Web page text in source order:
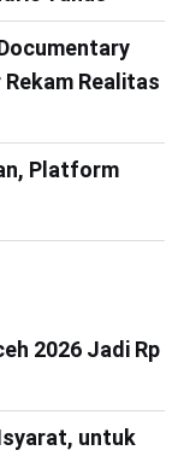
Realitas
Platform
2026 Jadi Rp
untuk